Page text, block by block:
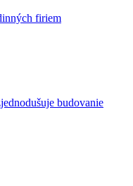
firiem
budovanie